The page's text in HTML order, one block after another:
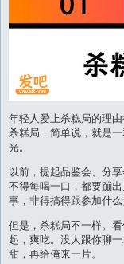
年轻人爱上杀糕局的理
杀糕局，简单说，就是
光。
以前，提起品鉴会、分
不得每喝一口，都要蹦
事，非得搞得跟参加什
但是，杀糕局不一样。
起，爽吃。没人跟你聊
甜，再给俺来一片。